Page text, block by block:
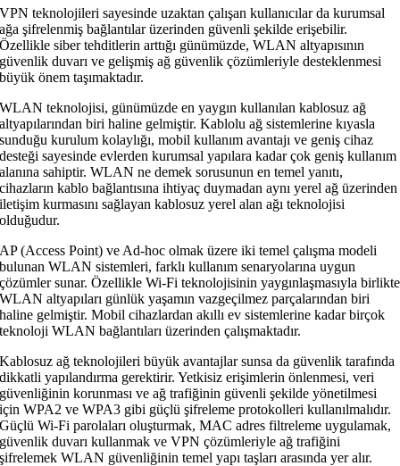
VPN teknolojileri sayesinde uzaktan çalışan kullanıcılar da kurumsal
ağa şifrelenmiş bağlantılar üzerinden güvenli şekilde erişebilir.
Özellikle siber tehditlerin arttığı günümüzde, WLAN altyapısının
güvenlik duvarı ve gelişmiş ağ güvenlik çözümleriyle desteklenmesi
büyük önem taşımaktadır.
WLAN teknolojisi, günümüzde en yaygın kullanılan kablosuz ağ
altyapılarından biri haline gelmiştir. Kablolu ağ sistemlerine kıyasla
sunduğu kurulum kolaylığı, mobil kullanım avantajı ve geniş cihaz
desteği sayesinde evlerden kurumsal yapılara kadar çok geniş kullanım
alanına sahiptir. WLAN ne demek sorusunun en temel yanıtı,
cihazların kablo bağlantısına ihtiyaç duymadan aynı yerel ağ üzerinden
iletişim kurmasını sağlayan kablosuz yerel alan ağı teknolojisi
olduğudur.
AP (Access Point) ve Ad-hoc olmak üzere iki temel çalışma modeli
bulunan WLAN sistemleri, farklı kullanım senaryolarına uygun
çözümler sunar. Özellikle Wi-Fi teknolojisinin yaygınlaşmasıyla birlikte
WLAN altyapıları günlük yaşamın vazgeçilmez parçalarından biri
haline gelmiştir. Mobil cihazlardan akıllı ev sistemlerine kadar birçok
teknoloji WLAN bağlantıları üzerinden çalışmaktadır.
Kablosuz ağ teknolojileri büyük avantajlar sunsa da güvenlik tarafında
dikkatli yapılandırma gerektirir. Yetkisiz erişimlerin önlenmesi, veri
güvenliğinin korunması ve ağ trafiğinin güvenli şekilde yönetilmesi
için WPA2 ve WPA3 gibi güçlü şifreleme protokolleri kullanılmalıdır.
Güçlü Wi-Fi parolaları oluşturmak, MAC adres filtreleme uygulamak,
güvenlik duvarı kullanmak ve VPN çözümleriyle ağ trafiğini
şifrelemek WLAN güvenliğinin temel yapı taşları arasında yer alır.